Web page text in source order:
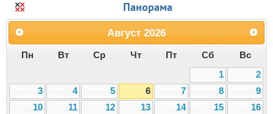
Панорама
Август 2026
Пн Вт Ср Чт Пт Сб
Вс
1
2
3
4 5 6 7 8
9
10
11 12 13 14 15
16